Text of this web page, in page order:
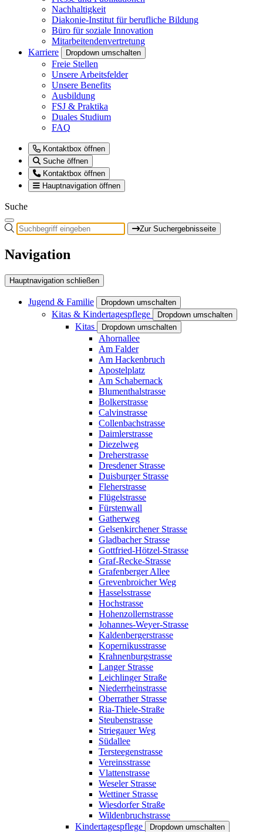
Nachhaltigkeit
Diakonie-Institut für berufliche Bildung
Büro für soziale Innovation
Mitarbeitendenvertretung
Karriere
Dropdown umschalten
Freie Stellen
Unsere Arbeitsfelder
Unsere Benefits
Ausbildung
FSJ & Praktika
Duales Studium
FAQ
Kontaktbox öffnen
Suche öffnen
Kontaktbox öffnen
Hauptnavigation öffnen
Suche
Zur Suchergebnisseite
Navigation
Hauptnavigation schließen
Jugend & Familie Dropdown umschalten
Kitas & Kindertagespflege Dropdown umschalten
Kitas Dropdown umschalten
Ahornallee
Am Falder
Am Hackenbruch
Apostelplatz
Am Schabernack
Blumenthalstrasse
Bolkerstrasse
Calvinstrasse
Collenbachstrasse
Daimlerstrasse
Diezelweg
Dreherstrasse
Dresdener Strasse
Duisburger Strasse
Fleherstrasse
Flügelstrasse
Fürstenwall
Gatherweg
Gelsenkirchener Strasse
Gladbacher Strasse
Gottfried-Hötzel-Strasse
Graf-Recke-Strasse
Grafenberger Allee
Grevenbroicher Weg
Hasselsstrasse
Hochstrasse
Hohenzollernstrasse
Johannes-Weyer-Strasse
Kaldenbergerstrasse
Kopernikusstrasse
Krahnenburgstrasse
Langer Strasse
Leichlinger Straße
Niederrheinstrasse
Oberrather Strasse
Ria-Thiele-Straße
Steubenstrasse
Striegauer Weg
Südallee
Tersteegenstrasse
Vereinsstrasse
Vlattenstrasse
Weseler Strasse
Wettiner Strasse
Wiesdorfer Straße
Wildenbruchstrasse
Kindertagespflege
Dropdown umschalten